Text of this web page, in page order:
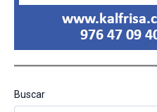
Buscar